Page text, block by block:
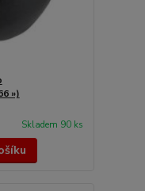
»)
Skladem 90 ks